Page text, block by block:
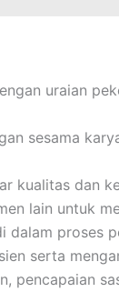
uraian
sesama
kualitas dan
lain untuk
dalam proses
serta
pencapaian